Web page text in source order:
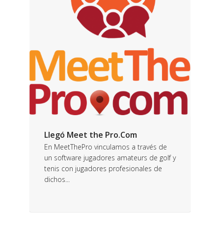
Llegó Meet the Pro.Com
En MeetThePro vinculamos a través de
un software jugadores amateurs de golf y
tenis con jugadores profesionales de
dichos...